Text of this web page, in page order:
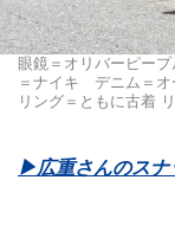
眼鏡＝オリバーピー
＝ナイキ デニム＝オ
リング＝ともに古着
▶︎広重さんのスナ